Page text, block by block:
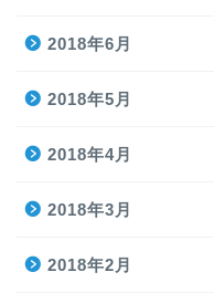
2018年6月
2018年5月
2018年4月
2018年3月
2018年2月